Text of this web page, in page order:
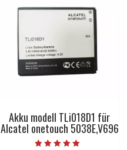
Akku modell TLi018D1 für
Alcatel onetouch 5038E,V696